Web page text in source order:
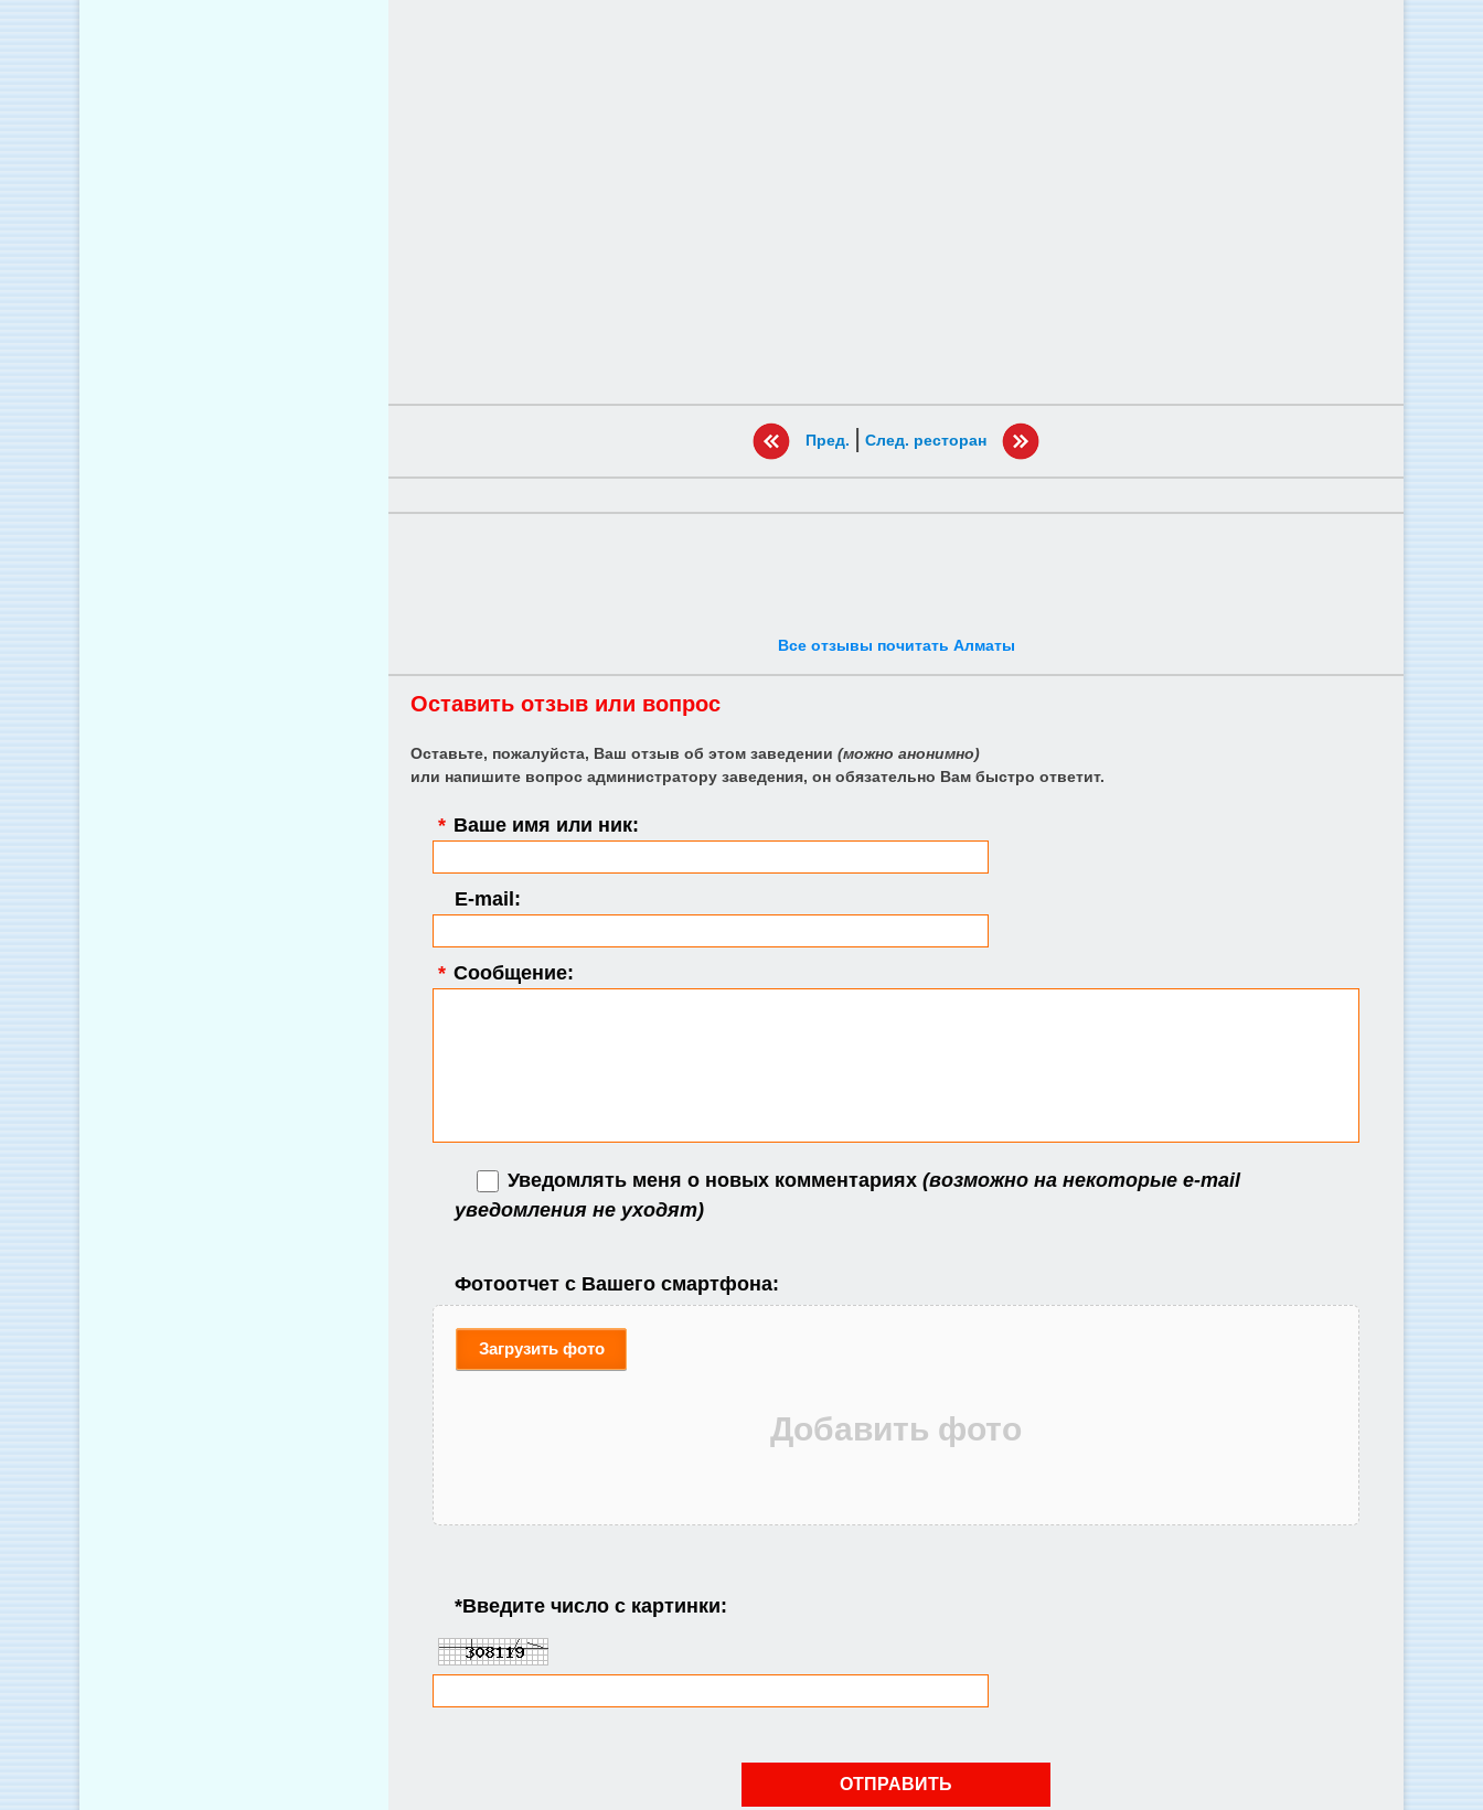
Пред. | След. ресторан
Все отзывы почитать Алматы
Оставить отзыв или вопрос
Оставьте, пожалуйста, Ваш отзыв об этом заведении (можно анонимно)
или напишите вопрос администратору заведения, он обязательно Вам быстро ответит.
* Ваше имя или ник:
E-mail:
* Сообщение:
Уведомлять меня о новых комментариях (возможно на некоторые e-mail
уведомления не уходят)
Фотоотчет с Вашего смартфона:
Загрузить фото
*Введите число с картинки: